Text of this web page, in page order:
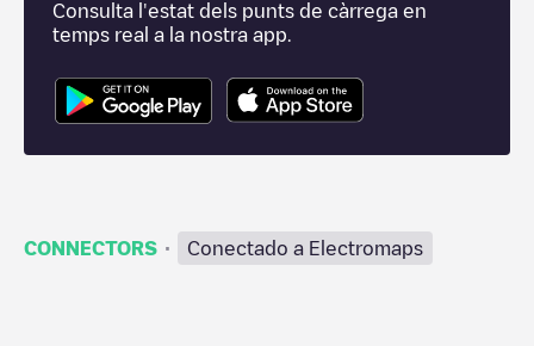
Consulta l'estat dels punts de càrrega en
temps real a la nostra app.
CONNECTORS · Conectado a Electromaps